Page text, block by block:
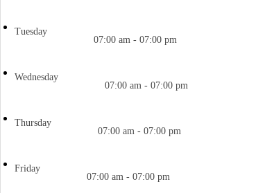
Tuesday
07:00 am - 07:00 pm
Wednesday
07:00 am - 07:00 pm
Thursday
07:00 am - 07:00 pm
Friday
07:00 am - 07:00 pm